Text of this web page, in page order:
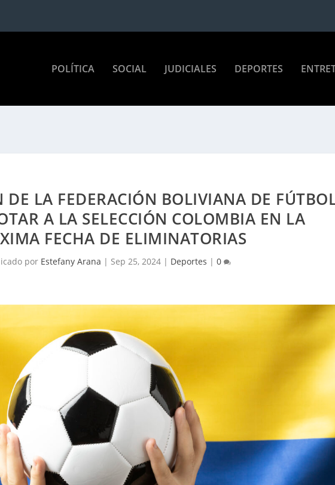
POLÍTICA SOCIAL JUDICIALES DEPORTES
DE LA FEDERACIÓN BOLIVIANA DE
A LA SELECCIÓN COLOMBIA EN LA
FECHA DE ELIMINATORIAS
por Estefany Arana | Sep 25, 2024 | Deportes |0